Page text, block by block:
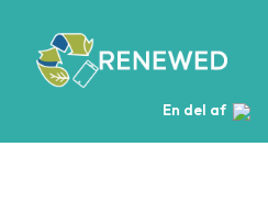
En del af